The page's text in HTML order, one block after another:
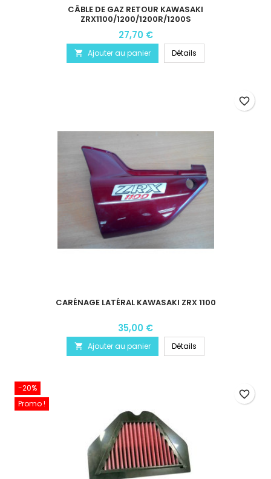
CÂBLE DE GAZ RETOUR KAWASAKI
ZRX1100/1200/1200R/1200S
27,70 €
 Ajouter au panier Détails
CARÉNAGE LATÉRAL KAWASAKI ZRX 1100
35,00 €
 Ajouter au panier Détails
favorite_border
-20%
Promo !
favorite_border